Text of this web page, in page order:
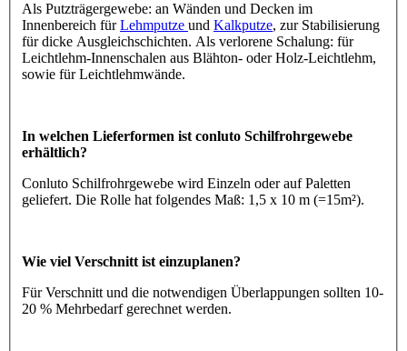
Als Putzträgergewebe: an Wänden und Decken im
Innenbereich fürLehmputze und Kalkputze, zur Stabilisierung
für dicke Ausgleichschichten. Als verlorene Schalung: für
Leichtlehm-Innenschalen aus Blähton- oder Holz-Leichtlehm,
sowie für Leichtlehmwände.
In welchen Lieferformen ist conluto Schilfrohrgewebe
erhältlich?
Conluto Schilfrohrgewebe wird Einzeln oder auf Paletten
geliefert. Die Rolle hat folgendes Maß: 1,5 x 10 m (=15m²).
Wie viel Verschnitt ist einzuplanen?
Für Verschnitt und die notwendigen Überlappungen sollten 10-
20 % Mehrbedarf gerechnet werden.